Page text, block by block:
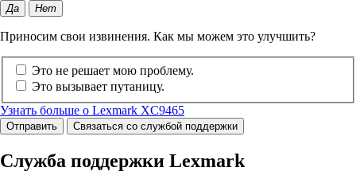
Да Нет
Приносим свои извинения. Как мы можем это улучшить?
Это не решает мою проблему.
Это вызывает путаницу.
Узнать больше о Lexmark XC9465
Отправить Связаться со службой поддержки
Служба поддержки Lexmark